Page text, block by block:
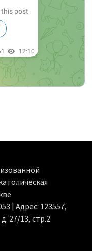
| Адрес: 123557,
27/13, стр.2